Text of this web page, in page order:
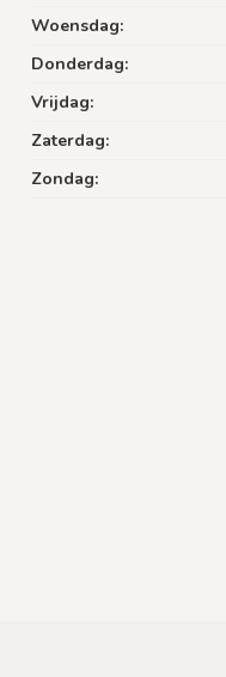
Woensdag:
Donderdag:
Vrijdag:
Zaterdag:
Zondag: